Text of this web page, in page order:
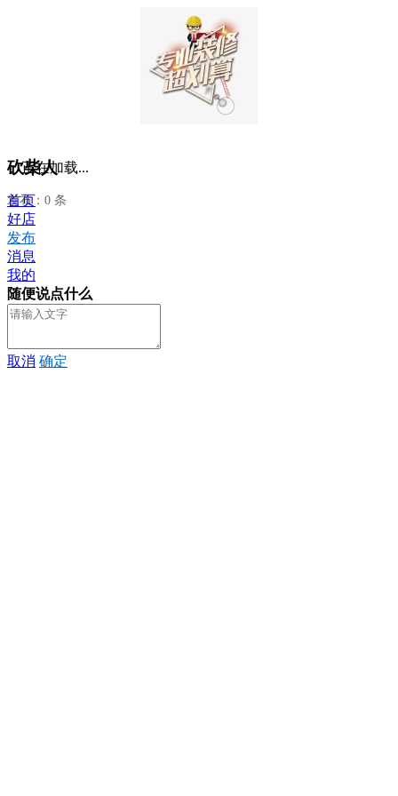
砍柴人
发布：0 条
正在加载...
首页
好店
发布
消息
我的
随便说点什么
取消 确定